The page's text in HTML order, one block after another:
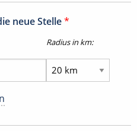
neue Stelle*
Radius in km: